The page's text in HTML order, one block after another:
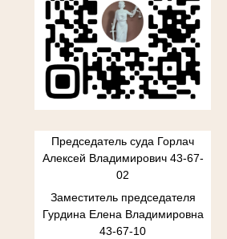
Председатель суда Горлач
Алексей Владимирович 43-67-
02
Заместитель председателя
Гурдина Елена Владимировна
43-67-10